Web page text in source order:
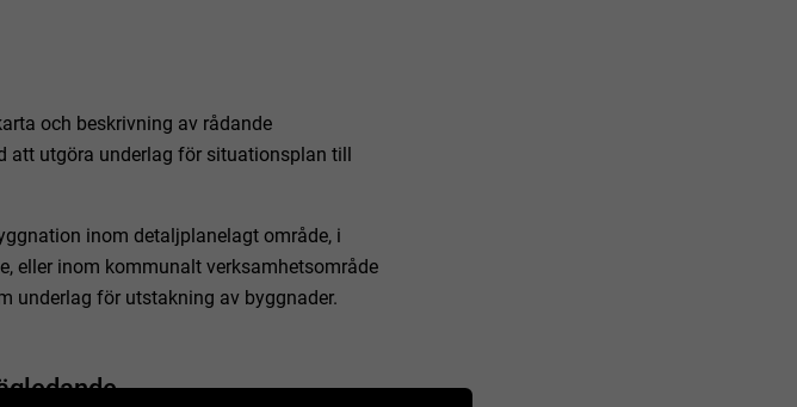
och beskrivning av rådande
att utgöra underlag för situationsplan till
inom detaljplanelagt område, i
eller inom kommunalt verksamhetsområde
underlag för utstakning av byggnader.